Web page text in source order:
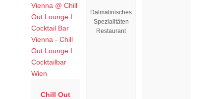
Chill Out
Dalmatinisches
Spezialitäten
Restaurant